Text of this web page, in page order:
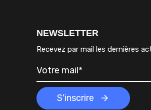
NEWSLETTER
Recevez par mail les dernières
S'inscrire